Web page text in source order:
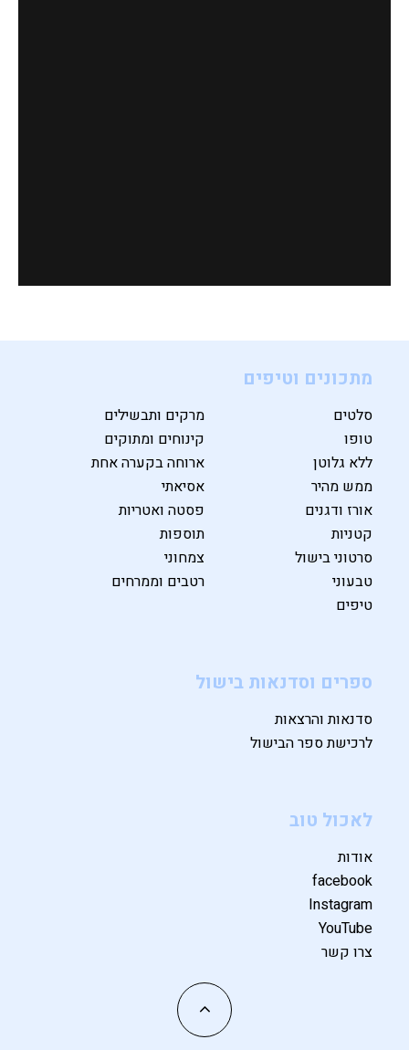
מתכונים וטיפים
סלטים
מרקים ותבשילים
טופו
קינוחים ומתוקים
ללא גלוטן
ארוחה בקערה אחת
ממש מהיר
אסיאתי
אורז ודגנים
פסטה ואטריות
קטניות
תוספות
סרטוני בישול
צמחוני
טבעוני
רטבים וממרחים
טיפים
ספרים וסדנאות בישול
סדנאות והרצאות
לרכישת ספר הבישול
לאכול טוב
אודות
facebook
Instagram
YouTube
צרו קשר